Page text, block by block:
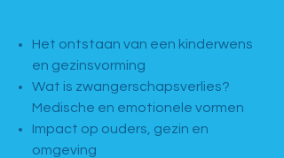
Het ontstaan van een kinderwens
en gezinsvorming
Wat is zwangerschapsverlies?
Medische en emotionele vormen
Impact op ouders, gezin en
omgeving